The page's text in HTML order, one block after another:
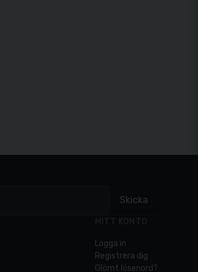
Skicka
Logga in
Registrera dig
Glömt lösenord?